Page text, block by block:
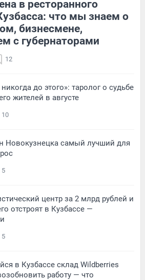
в ресторанного
что мы знаем о
бизнесмене,
с губернаторами
12
до этого»: таролог о судьбе
жителей в августе
10
Новокузнецка самый лучший для
5
центр за 2 млрд рублей и
отстроят в Кузбассе —
5
в Кузбассе склад Wildberries
работу — что